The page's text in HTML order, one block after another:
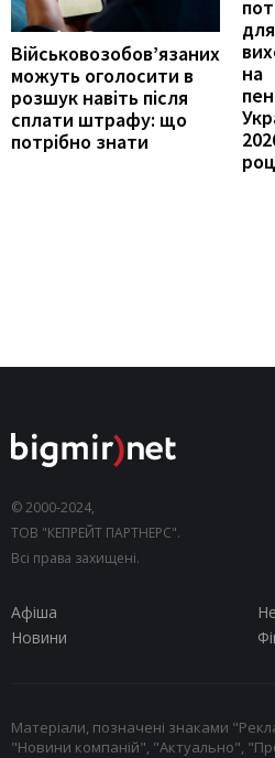
Військовозобов’язаних
можуть оголосити в
розшук навіть після
сплати штрафу: що
потрібно знати
для
на
© 2000-2024,
ТОВ "КЕПРЕЙТ ПАРТНЕРС".
Всі права захищені.
Афіша
Новини
Матеріали, позначені знаками
"Новини компаній", "Актуально",